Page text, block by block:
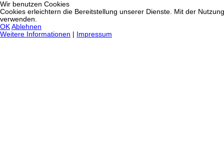
Wir benutzen Cookies
Cookies erleichtern die Bereitstellung unserer Dienste. Mit der
verwenden.
OK Ablehnen
Weitere Informationen
Impressum